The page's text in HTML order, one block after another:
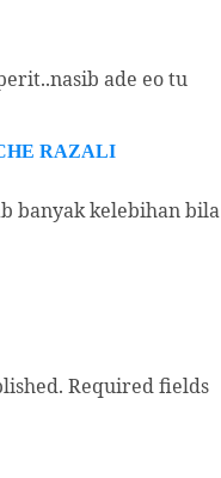
ade eo tu
RAZALI
banyak kelebihan bila
Required fields